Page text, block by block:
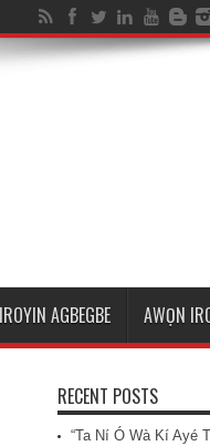
AGBEGBE AWỌN
RECENT POSTS
“Ta Ní Ó Wà Kí Ayé